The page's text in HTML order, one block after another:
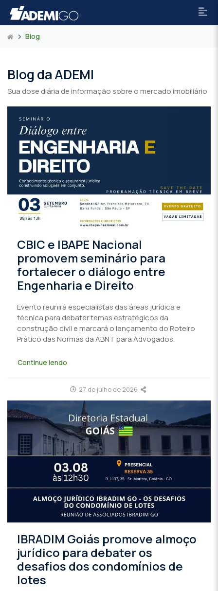
Blog
Blog da ADEMI
Sua dose diária de informação sobre o mercado imobiliário
CBIC e IBAPE Nacional
promovem seminário para
fortalecer o diálogo entre
Engenharia e Direito
Evento reunirá especialistas das áreas jurídica e
técnica para debater temas estratégicos da
construção civil e marcará o lançamento do Roteiro
Prático das Normas da ABNT para Advogados.
Continue lendo
27 de julho de 2026
IBRADIM Goiás promove almoço
jurídico para debater os
desafios dos condomínios de
lotes